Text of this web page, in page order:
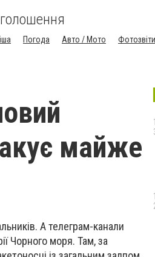
Погода Авто / Мото Фотозвіти
майже
А телеграм-канали
Чорного моря. Там, за